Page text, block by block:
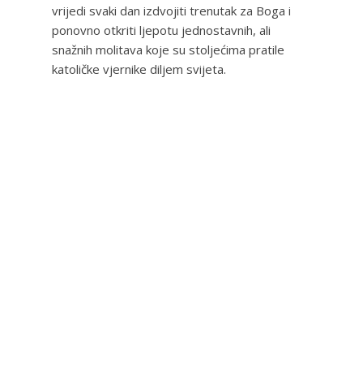
vrijedi svaki dan izdvojiti trenutak za Boga i
ponovno otkriti ljepotu jednostavnih, ali
snažnih molitava koje su stoljećima pratile
katoličke vjernike diljem svijeta.